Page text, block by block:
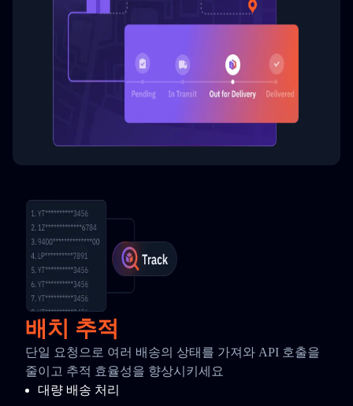
배치 추적
단일 요청으로 여러 배송의 상태를 가져와 API 호출을
줄이고 추적 효율성을 향상시키세요
대량 배송 처리